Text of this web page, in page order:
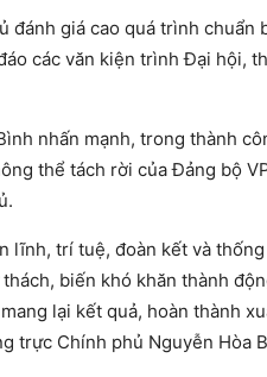
giá cao quá trình chuẩn
các văn kiện trình Đại hội,
nhấn mạnh, trong thành
thể tách rời của Đảng bộ
lĩnh, trí tuệ, đoàn kết và
biến khó khăn thành
lại kết quả, hoàn thành
trực Chính phủ Nguyễn Hòa